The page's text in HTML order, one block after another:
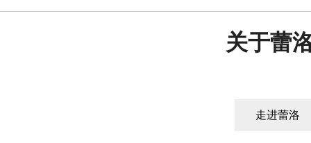
关于蕾
走进蕾洛